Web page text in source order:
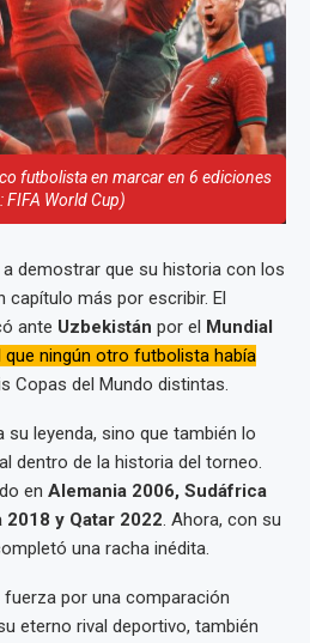
futbolista en marcar en 6 ediciones
World Cup)
demostrar que su historia con los
capítulo más por escribir. El
ante Uzbekistán por el
Mundial
que ningún otro futbolista había
Copas del Mundo distintas.
su leyenda, sino que también lo
dentro de la historia del torneo.
en Alemania 2006, Sudáfrica
2018 y Qatar 2022. Ahora, con su
una racha inédita.
por una comparación
eterno rival deportivo, también